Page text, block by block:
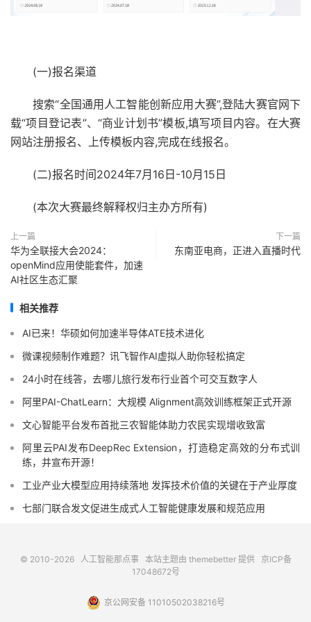
(一)报名渠道
搜索“全国通用人工智能创新应用大赛”,登陆大赛官网下
载“项目登记表”、“商业计划书”模板,填写项目内容。在大赛
网站注册报名、上传模板内容,完成在线报名。
(二)报名时间2024年7月16日-10月15日
(本次大赛最终解释权归主办方所有)
上一篇
华为全联接大会2024：
openMind应用使能套件，加速
AI社区生态汇聚
下一篇
东南亚电商，正进入直播时代
相关推荐
AI已来！华硕如何加速半导体ATE技术进化
微课视频制作难题？讯飞智作AI虚拟人助你轻松搞定
24小时在线答，去哪儿旅行发布行业首个可交互数字人
阿里PAI-ChatLearn：大规模 Alignment高效训练框架正式开源
文心智能平台发布首批三农智能体助力农民实现增收致富
阿里云PAI发布DeepRec Extension，打造稳定高效的分布式训
练，并宣布开源！
工业产业大模型应用持续落地 发挥技术价值的关键在于产业厚度
七部门联合发文促进生成式人工智能健康发展和规范应用
© 2010-2026 人工智能那点事本站主题由 themebetter提供 京ICP备
17048672号
京公网安备 11010502038216号